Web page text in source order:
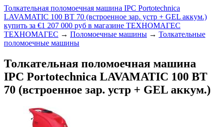
Толкательная поломоечная машина IPC Portotechnica
LAVAMATIC 100 BT 70 (встроенное зар. устр + GEL аккум.)
купить за €1 207 000 руб в магазине ТЕХНОМАГЕС
ТЕХНОМАГЕС → Поломоечные машины → Толкательные
поломоечные машины
Толкательная поломоечная машина
IPC Portotechnica LAVAMATIC 100 BT
70 (встроенное зар. устр + GEL аккум.)